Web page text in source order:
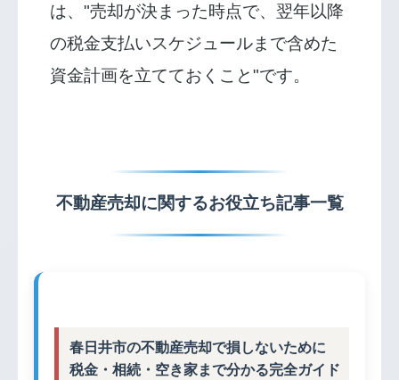
は、"売却が決まった時点で、翌年以降
の税金支払いスケジュールまで含めた
資金計画を立てておくこと"です。
不動産売却に関するお役立ち記事一覧
春日井市の不動産売却で損しないために
税金・相続・空き家まで分かる完全ガイド